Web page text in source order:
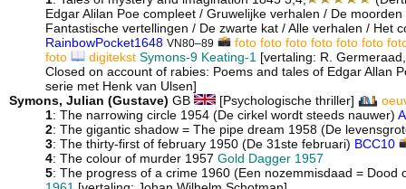
Edgar Alilan Poe compleet / Gruwelijke verhalen / De
Fantastische vertellingen / De zwarte kat / Alle verhalen / Het
RainbowPocket1648 VN80–89 foto foto foto foto foto foto
foto
digitekst Symons-9 Keating-1 [vertaling: R.
Closed on account of rabies: Poems and tales of Edgar Allan
serie met Henk van Ulsen]
Symons, Julian (Gustave) GB [Psychologische thriller]
1: The narrowing circle 1954 (De cirkel wordt steeds nauwer)
2: The gigantic shadow = The pipe dream 1958 (De
3: The thirty-first of february 1950 (De 31ste februari) BCC10
4: The colour of murder 1957 Gold Dagger 1957
5: The progress of a crime 1960 (Een nozemmisdaad = Dood